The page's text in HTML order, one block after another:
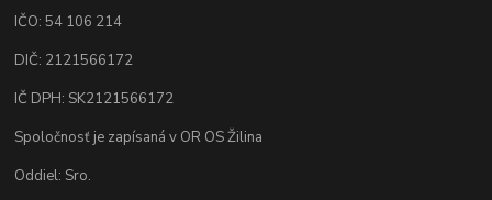
IČO: 54 106 214
DIČ: 2121566172
IČ DPH: SK2121566172
Spoločnosť je zapísaná v OR OS Žilina
Oddiel: Sro.